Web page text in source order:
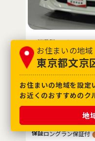
お住まいの地域
東京都文京
お住まいの地域を設定
お近くのおすすめのク
地
支払総額
166.4
車両
※消費税10%込み
※価格は展示店にて8月
保証ロングラン保証付